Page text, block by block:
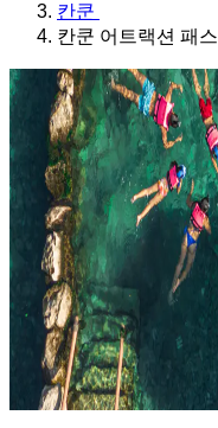
칸쿤
칸쿤 어트랙션 패스